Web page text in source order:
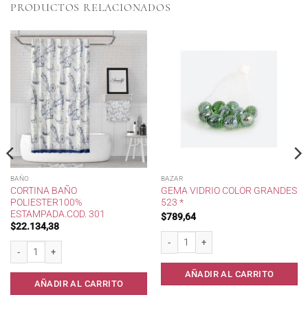
PRODUCTOS RELACIONADOS
BAÑO
CORTINA BAÑO
POLIESTER100%
ESTAMPADA.COD. 301
$22.134,38
Cortina Baño Poliester100% Estampada.cod. 301 cantidad
AÑADIR AL CARRITO
BAZAR
GEMA VIDRIO COLOR GRANDES
523 *
$789,64
AÑADIR AL CARRITO